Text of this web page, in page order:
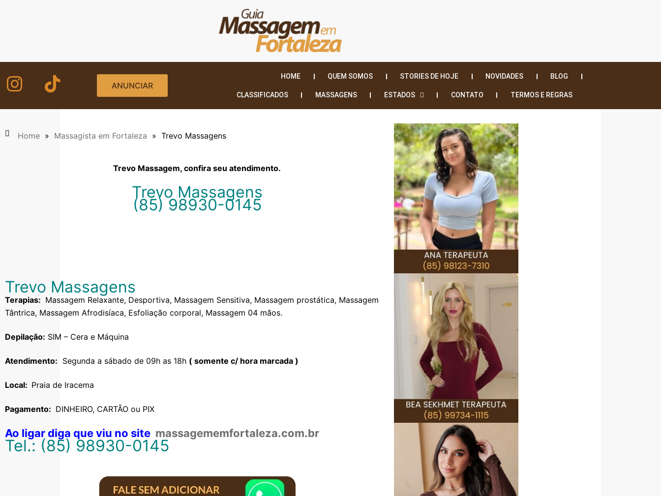
ANUNCIAR
HOME QUEM SOMOS STORIES DE HOJE NOVIDADES BLOG
CLASSIFICADOS MASSAGENS ESTADOS CONTATO TERMOS E REGRAS
Home » Massagista em Fortaleza » Trevo Massagens
Trevo Massagem, confira seu atendimento.
Trevo Massagens
(85) 98930-0145
Trevo Massagens
Terapias: Massagem Relaxante, Desportiva, Massagem Sensitiva, Massagem prostática, Massagem
Tântrica, Massagem Afrodisíaca, Esfoliação corporal, Massagem 04 mãos.
Depilação: SIM – Cera e Máquina
Atendimento: Segunda a sábado de 09h as 18h ( somente c/ hora marcada )
Local: Praia de Iracema
Pagamento: DINHEIRO, CARTÃO ou PIX
Ao ligar diga que viu no site massagememfortaleza.com.br
Tel.: (85) 98930-0145